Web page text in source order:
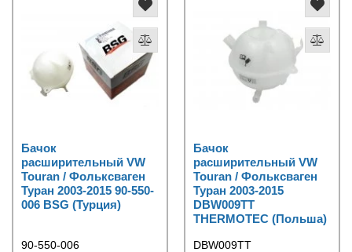
Бачок
расширительный VW
Touran / Фольксваген
Туран 2003-2015 90-550-
006 BSG (Турция)
90-550-006
Бачок
расширительный VW
Touran / Фольксваген
Туран 2003-2015
DBW009TT
THERMOTEC (Польша)
DBW009TT